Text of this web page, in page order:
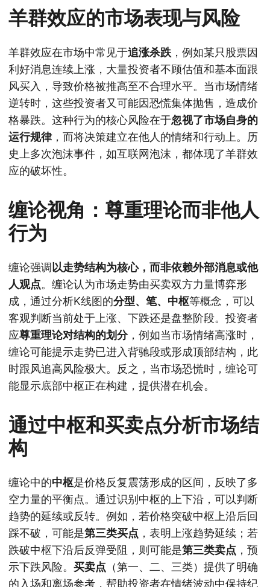
羊群效应的市场表现与风险
羊群效应在市场中常见于追涨杀跌 ，例如某只股票因
利好消息连续上涨，大量投资者不顾估值和基本面跟
风买入，导致价格被推高至不合理水平。当市场情绪
逆转时，这些投资者又可能因恐慌集体抛售，造成价
格暴跌。这种行为的核心风险在于忽视了市场自身的
运行规律，而将决策建立在他人的情绪和行动上。历
史上多次泡沫事件，如互联网泡沫，都体现了羊群效
应的破坏性。
缠论视角：尊重理论而非他人
行为
缠论强调以走势结构为核心，而非依赖外部消息或他
人观点。缠论认为市场走势由买卖双方力量博弈形
成，通过分析K线图的分型、笔、中枢等概念，可以
客观判断当前处于上涨、下跌还是盘整阶段。投资者
应尊重理论对结构的划分，例如当市场情绪高涨时，
缠论可能提示走势已进入背驰段或形成顶部结构，此
时跟风追高风险极大。反之，当市场恐慌时，缠论可
能显示底部中枢正在构建，提供潜在机会。
通过中枢和买卖点分析市场结
构
缠论中的中枢是价格反复震荡形成的区间，反映了多
空力量的平衡点。通过识别中枢的上下沿，可以判断
趋势的延续或反转。例如，若价格突破中枢上沿后回
踩不破，可能是第三类买点 ，表明上涨趋势延续；若
跌破中枢下沿后反弹受阻，则可能是第三类卖点 ，预
示下跌风险。 买卖点 （第一、二、三类）提供了明确
的入场和离场参考，帮助投资者在情绪波动中保持纪